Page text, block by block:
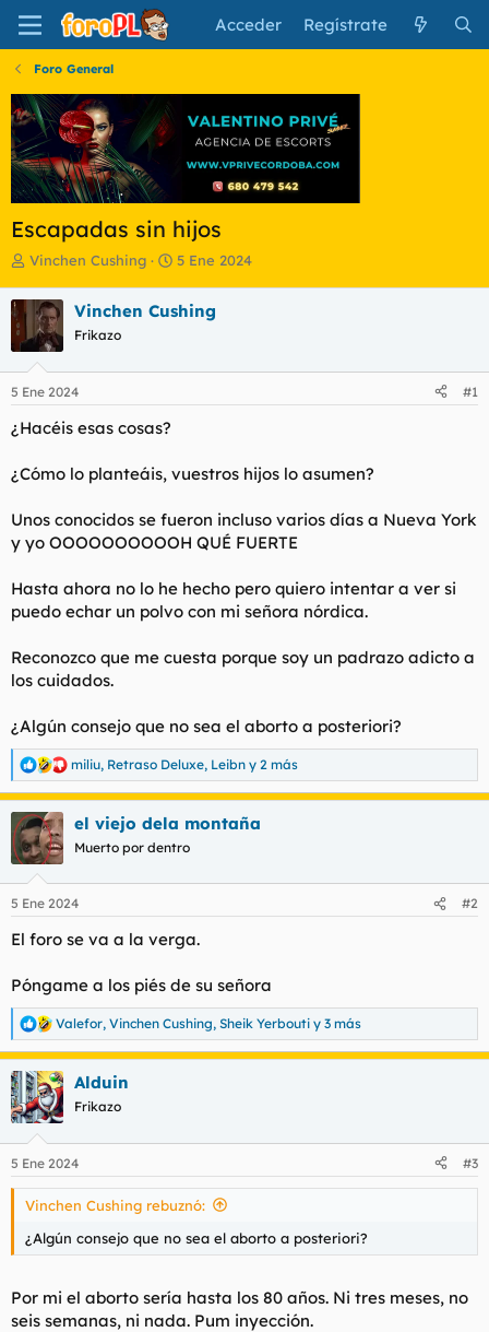
Acceder Regístrate
Foro General
Escapadas sin hijos
I
i
i
a
d
o
d
l
e
a
Vinchen Cushing
F
h
e
i
5 Ene 2024
Vinchen Cushing
Frikazo
5 Ene 2024 #1
¿Hacéis esas cosas?
¿Cómo lo planteáis, vuestros hijos lo asumen?
Unos conocidos se fueron incluso varios días a Nueva York
y yo OOOOOOOOOOH QUÉ FUERTE
Hasta ahora no lo he hecho pero quiero intentar a ver si
puedo echar un polvo con mi señora nórdica.
Reconozco que me cuesta porque soy un padrazo adicto a
los cuidados.
¿Algún consejo que no sea el aborto a posteriori?
R
e
a
c
c
i
e
:
miliu, Retraso Deluxe, Leibn y 2 más
el viejo dela montaña
Muerto por dentro
5 Ene 2024 #2
El foro se va a la verga.
Póngame a los piés de su señora
R
e
a
c
c
i
e
s
Valefor, Vinchen Cushing, Sheik Yerbouti y 3 más
Alduin
Frikazo
5 Ene 2024 #3
Vinchen Cushing rebuznó:
¿Algún consejo que no sea el aborto a posteriori?
Por mi el aborto sería hasta los 80 años. Ni tres meses, no
seis semanas, ni nada. Pum inyección.